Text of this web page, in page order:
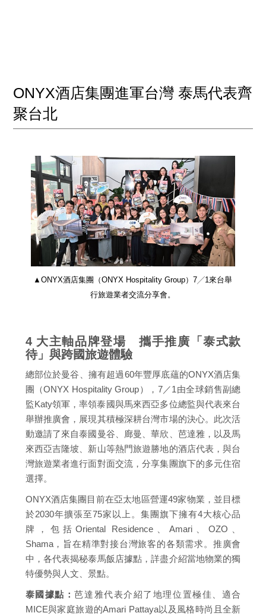
ONYX酒店集團進軍台灣 泰馬代表齊
聚台北
▲ONYX酒店集團（ONYX Hospitality Group）7╱1來台舉
行旅遊業者交流分享會。
4 大主軸品牌登場 攜手推廣「泰式款
待」與跨國旅遊體驗
總部位於曼谷、擁有超過60年豐厚底蘊的ONYX酒店集
團（ONYX Hospitality Group），7／1由全球銷售副總
監Katy領軍，率領泰國與馬來西亞多位總監與代表來台
舉辦推廣會，展現其積極深耕台灣市場的決心。此次活
動邀請了來自泰國曼谷、廊曼、華欣、芭達雅，以及馬
來西亞吉隆坡、新山等熱門旅遊勝地的酒店代表，與台
灣旅遊業者進行面對面交流，分享集團旗下的多元住宿
選擇。
ONYX酒店集團目前在亞太地區營運49家物業，並目標
於2030年擴張至75家以上。集團旗下擁有4大核心品
牌，包括Oriental Residence、Amari、OZO、
Shama，旨在精準對接台灣旅客的各類需求。推廣會
中，各代表揭秘泰馬飯店據點，詳盡介紹當地物業的獨
特優勢與人文、景點。
泰國據點：芭達雅代表介紹了地理位置極佳、適合
MICE與家庭旅遊的Amari Pattaya以及風格時尚且全新